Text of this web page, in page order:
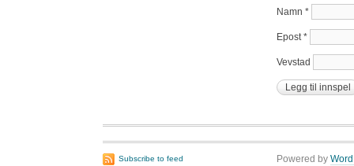
Namn *
Epost*
Vevstad
Subscribe to feed Powered by